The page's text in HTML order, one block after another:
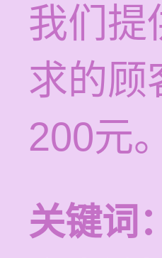
我们提
求的顾
200元。
关键词：